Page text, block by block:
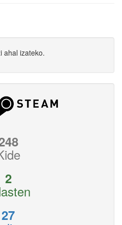
ahal izateko.
2
27